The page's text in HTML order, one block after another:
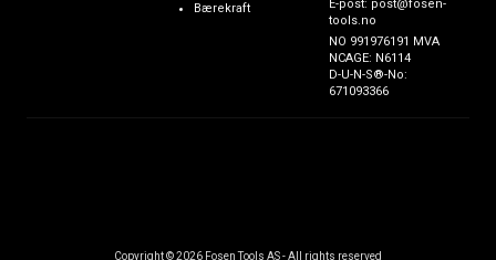
Bærekraft
E-post: post@fosen-
tools.no
NO 991976191 MVA
NCAGE: N6114
D-U-N-S®-No:
671093366
Copyright © 2026 Fosen Tools AS - All rights reserved